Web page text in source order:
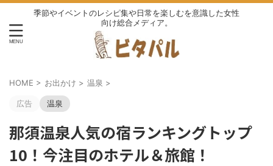
季節やイベントのレシピ集や日常を楽しむを意識した女性
向け総合メディア。
HOME > お出かけ > 温泉 >
広告 温泉
那須温泉人気の宿ランキングトップ
10！今注目のホテル＆旅館！